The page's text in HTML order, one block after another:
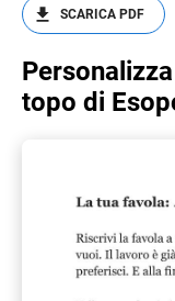
SCARICA PDF
topo di